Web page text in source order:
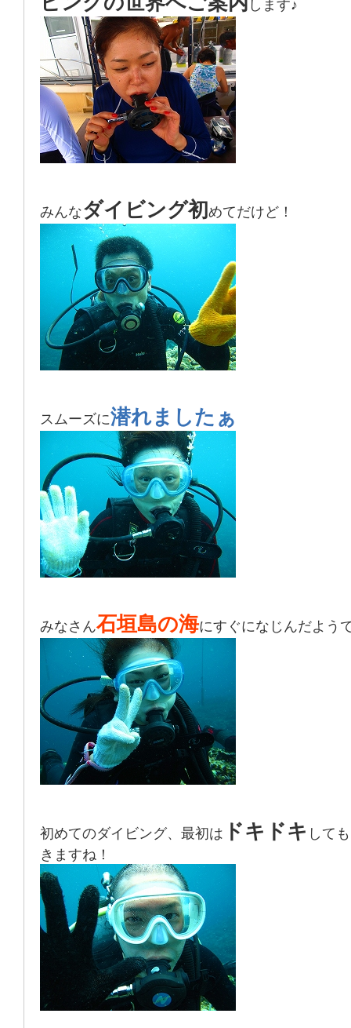
します♪
みんなダイビング初 めてだけど！
スムーズに潜れましたぁ
みなさん石垣島の海にすぐになじんだよう
初めてのダイビング、最初は ドキドキ して
きますね！